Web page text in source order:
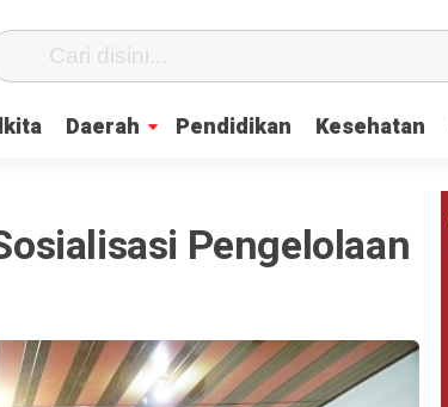
Daerah Pendidikan Kesehatan
Pengelolaan